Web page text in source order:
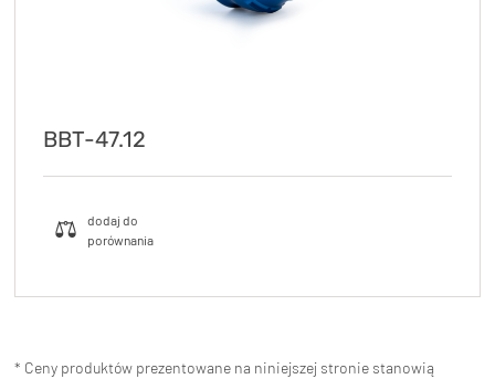
BBT-47.12
* Ceny produktów prezentowane na niniejszej stronie stanowią